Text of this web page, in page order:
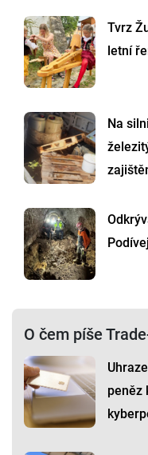
Tvrz
letní
Na
O čem píše
peněz